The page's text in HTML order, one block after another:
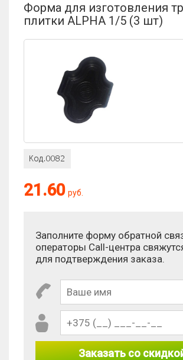
Форма для изготовления
плитки ALPHA 1/5 (3 шт)
21.60 руб.
Заполните форму обратной
операторы Call-центра
для подтверждения заказа.
Заказать со